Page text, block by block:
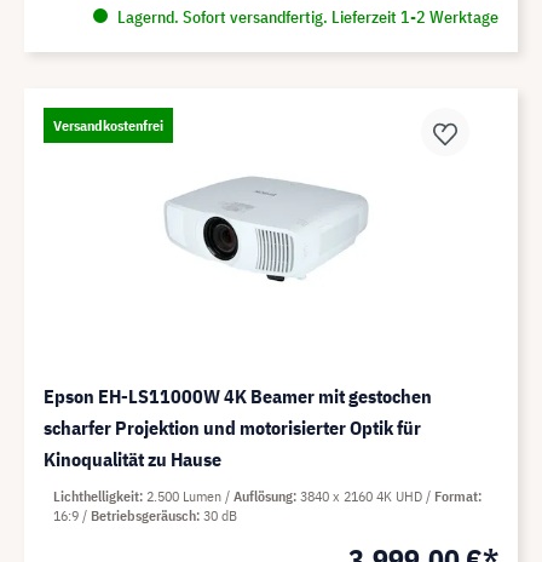
Lagernd. Sofort versandfertig. Lieferzeit 1-2 Werktage
Versandkostenfrei
Epson EH-LS11000W 4K Beamer mit gestochen
scharfer Projektion und motorisierter Optik für
Kinoqualität zu Hause
Lichthelligkeit 2.500 Lumen Auflösung 3840 x 2160 4K UHD
Format
16:9
Betriebsgeräusch 30 dB